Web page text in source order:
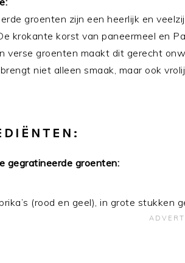
groenten zijn een heerlijk en
krokante korst van paneermeel en
verse groenten maakt dit gerecht
niet alleen smaak, maar ook
gegratineerde groenten:
(rood en geel), in grote stukken